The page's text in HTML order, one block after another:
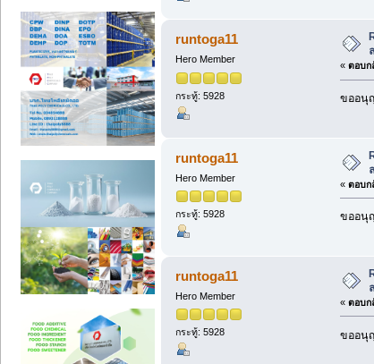
runtoga11
Hero Member
กระทู้: 5928
« ตอบก
ขออนุ
runtoga11
Hero Member
กระทู้: 5928
« ตอบก
ขออนุ
runtoga11
Hero Member
กระทู้: 5928
« ตอบก
ขออนุ